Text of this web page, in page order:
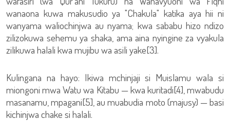
wanaona kuwa makusudio ya "Chakula" katika aya hii ni
wanyama waliochinjwa au nyama; kwa sababu hizo ndizo
zilizokuwa sehemu ya shaka, ama aina nyingine za vyakula
zilikuwa halali kwa mujibu wa asili yake[3].
Kulingana na hayo: Ikiwa mchinjaji si Muislamu wala si
miongoni mwa Watu wa Kitabu — kwa kuritadi[4], mwabudu
masanamu, mpagani[5], au muabudia moto (majusy) — basi
kichinjwa chake si halali.